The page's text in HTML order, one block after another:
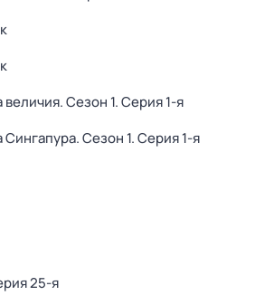
величия. Сезон 1. Серия 1-я
Сингапура. Сезон 1. Серия 1-я
25-я